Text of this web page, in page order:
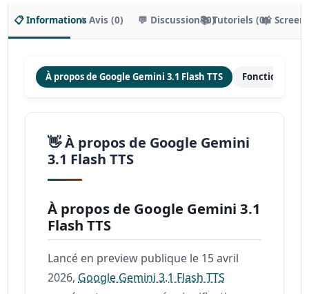
📋 Informations⭐ Avis (0) 💬 Discussion (0)📚 Tutoriels (0)📸
À propos de Google Gemini 3.1 Flash TTS
👋 À propos de Google Gemini
3.1 Flash TTS
À propos de Google Gemini 3.1
Flash TTS
Lancé en preview publique le 15 avril
2026, Google Gemini 3.1 Flash TTS